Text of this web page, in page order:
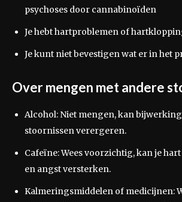
psychoses door cannabinoïden
Je hebt hartproblemen of
Je kunt niet bevestigen wat er in het
Over mengen met andere
Alcohol: Niet mengen, kan
stoornissen verergeren.
Cafeïne: Wees voorzichtig, kan je
en angst versterken.
Kalmeringsmiddelen of medicijnen: